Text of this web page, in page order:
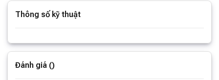
Thông số kỹ thuật
Đánh giá ()